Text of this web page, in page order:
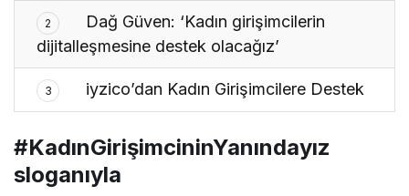
2
Dağ Güven: ‘Kadın girişimcilerin
dijitalleşmesine destek olacağız’
3 iyzico’dan Kadın Girişimcilere Destek
#KadınGirişimcininYanındayız
sloganıyla